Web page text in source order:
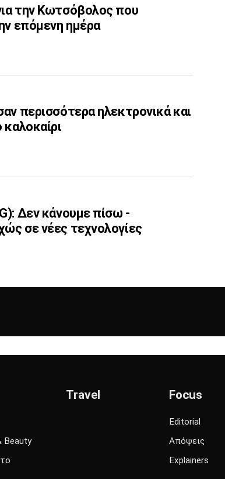
την Κωτσόβολος που
επόμενη ημέρα
περισσότερα ηλεκτρονικά και
καλοκαίρι
Δεν κάνουμε πίσω -
σε νέες τεχνολογίες
Beauty
Travel Focus
Editorial
Απόψεις
Explainers